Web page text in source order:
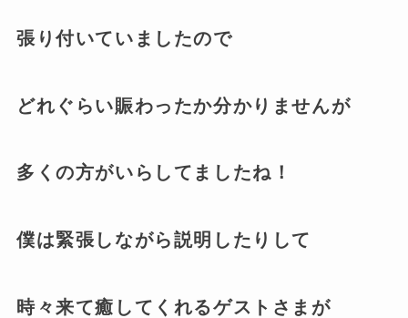
張り付いていましたので
どれぐらい賑わったか分かりませんが
多くの方がいらしてましたね！
僕は緊張しながら説明したりして
時々来て癒してくれるゲストさまが